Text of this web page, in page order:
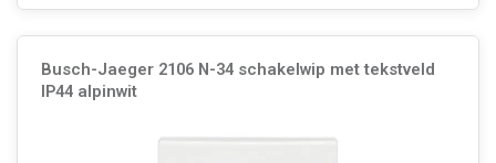
Busch-Jaeger 2106 N-34 schakelwip met tekstveld
IP44 alpinwit